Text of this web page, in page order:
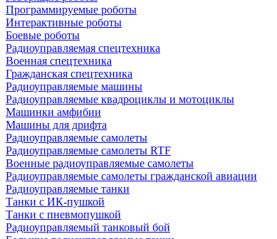
Программируемые роботы
Интерактивные роботы
Боевые роботы
Радиоуправляемая спецтехника
Военная спецтехника
Гражданская спецтехника
Радиоуправляемые машины
Радиоуправляемые квадроциклы и мотоциклы
Машинки амфибии
Машины для дрифта
Радиоуправляемые самолеты
Радиоуправляемые самолеты RTF
Военные радиоуправляемые самолеты
Радиоуправляемые самолеты гражданской авиации
Радиоуправляемые танки
Танки с ИК-пушкой
Танки с пневмопушкой
Радиоуправляемый танковый бой